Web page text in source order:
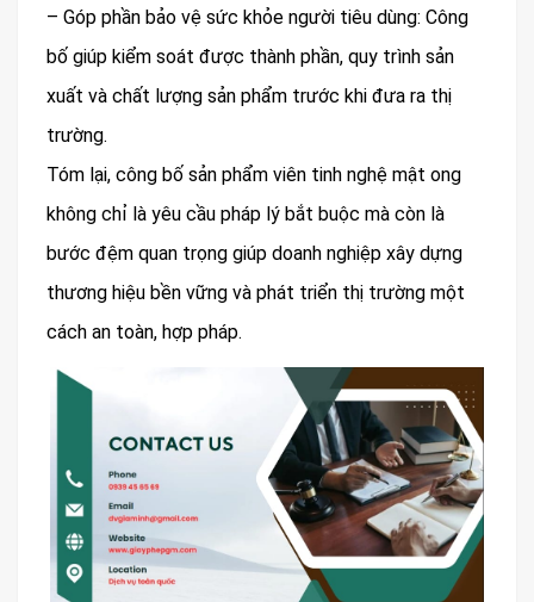
– Góp phần bảo vệ sức khỏe người tiêu dùng: Công
bố giúp kiểm soát được thành phần, quy trình sản
xuất và chất lượng sản phẩm trước khi đưa ra thị
trường.
Tóm lại, công bố sản phẩm viên tinh nghệ mật ong
không chỉ là yêu cầu pháp lý bắt buộc mà còn là
bước đệm quan trọng giúp doanh nghiệp xây dựng
thương hiệu bền vững và phát triển thị trường một
cách an toàn, hợp pháp.